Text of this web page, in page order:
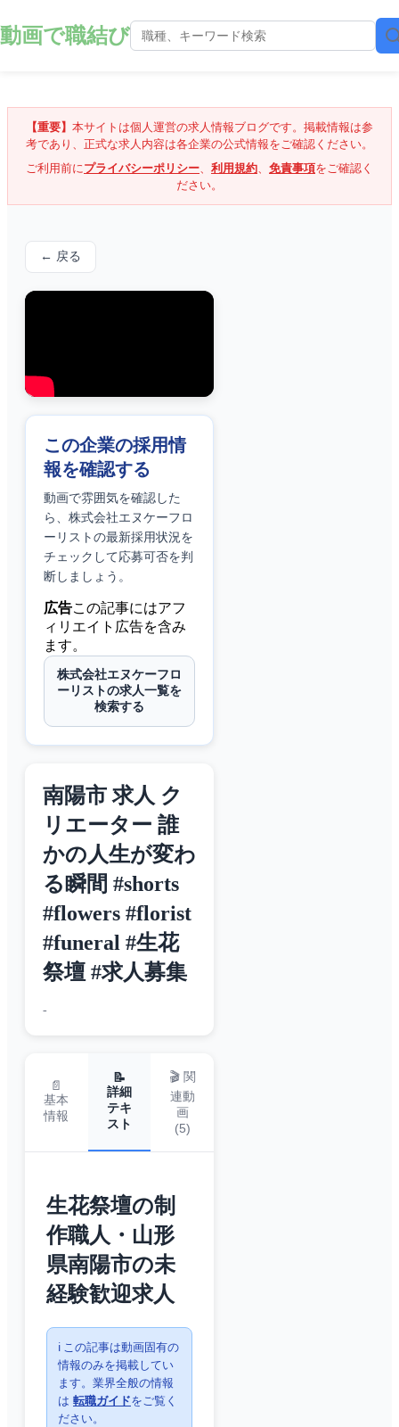
動画で職結び
【重要】 本サイトは個人運営の求人情報ブログです。掲載情報は参
考であり、正式な求人内容は各企業の公式情報をご確認ください。
ご利用前にプライバシーポリシー、 利用規約、 免責事項をご確認く
ださい。
← 戻る
この企業の採用情
報を確認する
動画で雰囲気を確認した
ら、 株式会社エヌケーフロ
ーリスト の最新採用状況を
チェックして応募可否を判
断しましょう。
広告この記事にはアフ
ィリエイト広告を含み
ます。
株式会社エヌケーフロ
ーリストの求人一覧を
検索する
南陽市 求人 ク
リエーター 誰
かの人生が変わ
る瞬間 #shorts
#flowers #florist
#funeral #生花
祭壇 #求人募集
-
📄
基本
情報
📝
詳細
テキ
スト
🎬 関
連動
画
(5)
生花祭壇の制
作職人・山形
県南陽市の未
経験歓迎求人
ℹ️ この記事は動画固有の
情報のみを掲載してい
ます。業界全般の情報
は 転職ガイドをご覧く
ださい。